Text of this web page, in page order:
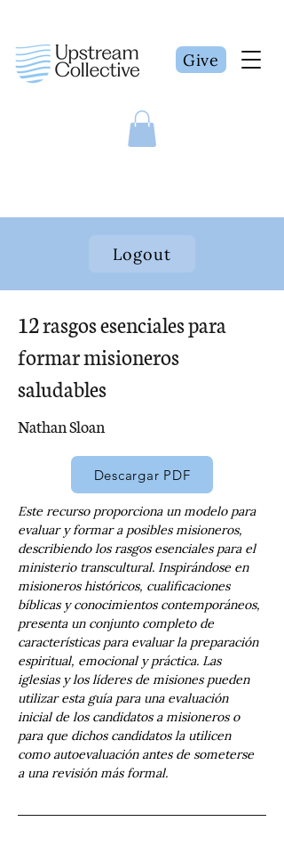
Give
Logout
12 rasgos esenciales para
formar misioneros
saludables
Nathan Sloan
Descargar PDF
Este recurso proporciona un modelo para
evaluar y formar a posibles misioneros,
describiendo los rasgos esenciales para el
ministerio transcultural. Inspirándose en
misioneros históricos, cualificaciones
bíblicas y conocimientos contemporáneos,
presenta un conjunto completo de
características para evaluar la preparación
espiritual, emocional y práctica. Las
iglesias y los líderes de misiones pueden
utilizar esta guía para una evaluación
inicial de los candidatos a misioneros o
para que dichos candidatos la utilicen
como autoevaluación antes de someterse
a una revisión más formal.